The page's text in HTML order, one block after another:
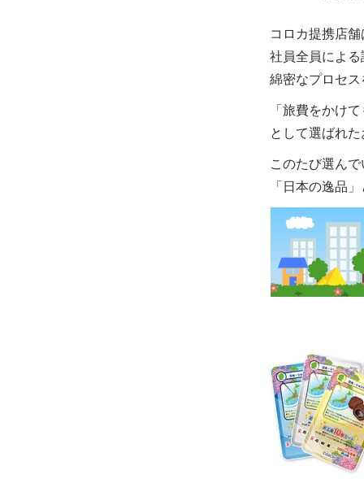
コロカ提携店
社員全員によ
綿密なプロセ
「旅費をかけ
として選ばれ
このたび選ん
「日本の逸品